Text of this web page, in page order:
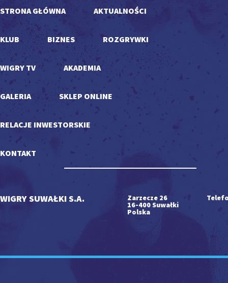
STRONA GŁÓWNA AKTUALNOŚCI
KLUB BIZNES ROZGRYWKI
WIGRY TV AKADEMIA
GALERIA SKLEP ONLINE
RELACJE INWESTORSKIE
KONTAKT
WIGRY SUWAŁKI S.A. Zarzecze 26
16-400 Suwałki
Polska